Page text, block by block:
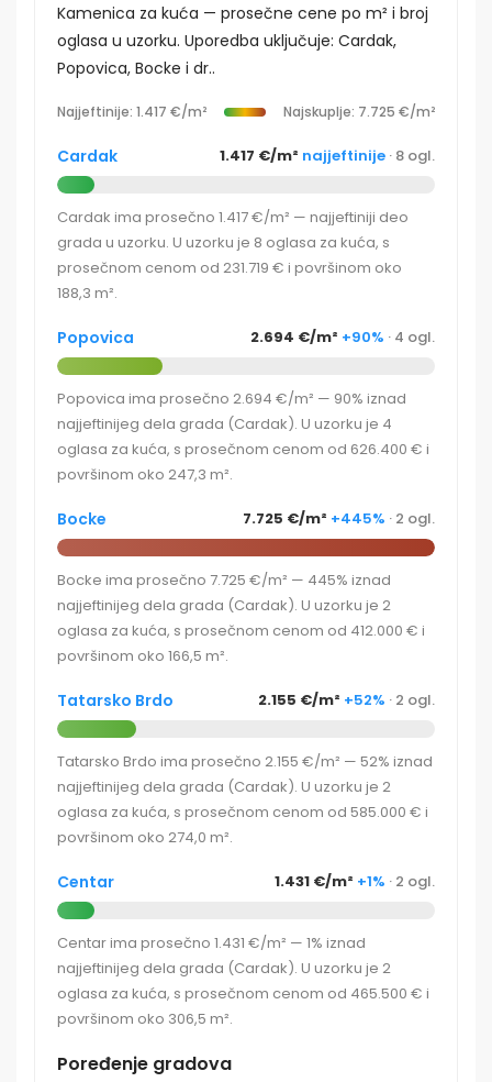
Kamenica za kuća — prosečne cene po m² i broj
oglasa u uzorku. Uporedba uključuje: Cardak,
Popovica, Bocke i dr..
Najjeftinije: 1.417 €/m² Najskuplje: 7.725 €/m²
Cardak 1.417 €/m² najjeftinije · 8 ogl.
Cardak ima prosečno 1.417 €/m² — najjeftiniji deo
grada u uzorku. U uzorku je 8 oglasa za kuća, s
prosečnom cenom od 231.719 € i površinom oko
188,3 m².
Popovica 2.694 €/m² +90% · 4 ogl.
Popovica ima prosečno 2.694 €/m² — 90% iznad
najjeftinijeg dela grada (Cardak). U uzorku je 4
oglasa za kuća, s prosečnom cenom od 626.400 € i
površinom oko 247,3 m².
Bocke 7.725 €/m² +445% · 2 ogl.
Bocke ima prosečno 7.725 €/m² — 445% iznad
najjeftinijeg dela grada (Cardak). U uzorku je 2
oglasa za kuća, s prosečnom cenom od 412.000 € i
površinom oko 166,5 m².
Tatarsko Brdo 2.155 €/m² +52% · 2 ogl.
Tatarsko Brdo ima prosečno 2.155 €/m² — 52% iznad
najjeftinijeg dela grada (Cardak). U uzorku je 2
oglasa za kuća, s prosečnom cenom od 585.000 € i
površinom oko 274,0 m².
Centar 1.431 €/m² +1% · 2 ogl.
Centar ima prosečno 1.431 €/m² — 1% iznad
najjeftinijeg dela grada (Cardak). U uzorku je 2
oglasa za kuća, s prosečnom cenom od 465.500 € i
površinom oko 306,5 m².
Poređenje gradova